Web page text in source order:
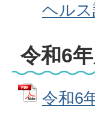
ヘル
令和6
令和6